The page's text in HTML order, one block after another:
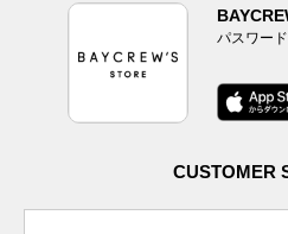
パスワー
CUSTOMER